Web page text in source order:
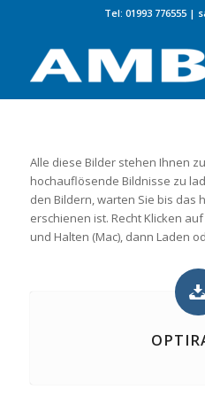
Tel: 01993 776555|
Alle diese Bilder stehen Ihnen
hochauflösende Bildnisse zu
den Bildern, warten Sie bis das
erschienen ist. Recht Klicken
und Halten (Mac), dann Laden